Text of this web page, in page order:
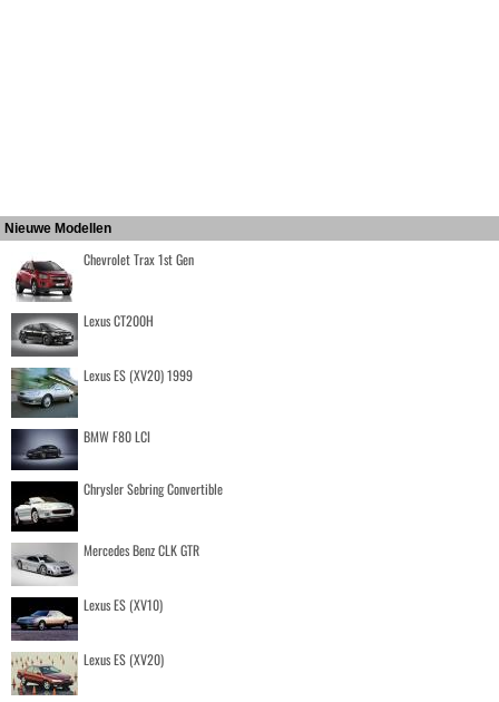
Nieuwe Modellen
Chevrolet Trax 1st Gen
Lexus CT200H
Lexus ES (XV20) 1999
BMW F80 LCI
Chrysler Sebring Convertible
Mercedes Benz CLK GTR
Lexus ES (XV10)
Lexus ES (XV20)